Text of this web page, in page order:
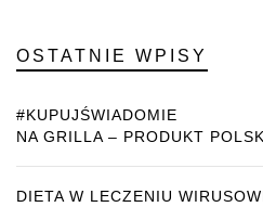
OSTATNIE WPISY
#KUPUJŚWIADOMIE
NA GRILLA – PRODUKT
DIETA W LECZENIU